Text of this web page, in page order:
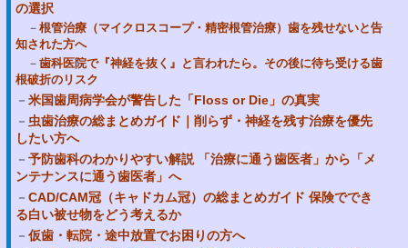
の選択
根管治療（マイクロスコープ・精密根管治療）歯を残せないと告
知された方へ
歯科医院で『神経を抜く』と言われたら。その後に待ち受ける歯
根破折のリスク
米国歯周病学会が警告した「Floss or Die」の真実
虫歯治療の総まとめガイド｜削らず・神経を残す治療を優先
したい方へ
予防歯科のわかりやすい解説 「治療に通う歯医者」から「メ
ンテナンスに通う歯医者」へ
CAD/CAM冠（キャドカム冠）の総まとめガイド 保険ででき
る白い被せ物をどう考えるか
仮歯・転院・途中放置でお困りの方へ